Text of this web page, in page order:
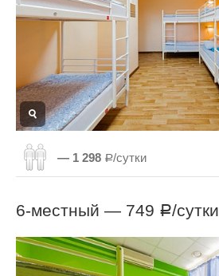
— 1 298 Р/сутки
6-местный — 749 Р/сутки